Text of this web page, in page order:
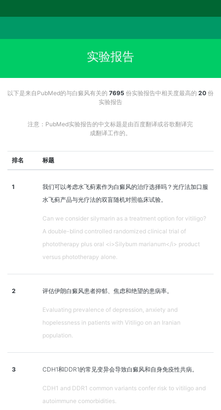
实验报告
以下是来自PubMed的与白癜风有关的 7695 份实验报告中相关度最高的 20 份
实验报告
注意：PubMed实验报告的中文标题是由百度翻译或谷歌翻译完
成翻译工作的。
排名 标题
1
我们可以考虑水飞蓟素作为白癜风的治疗选择吗？光疗法加口服
水飞蓟产品与光疗法的双盲随机对照临床试验。
Can we consider silymarin as a treatment option for vitiligo?
A double-blind controlled randomized clinical trial of
phototherapy plus oral <i>Silybum marianum</i> product
versus phototherapy alone.
2 评估伊朗白癜风患者抑郁、焦虑和绝望的患病率。
Evaluating prevalence of depression, anxiety and
hopelessness in patients with Vitiligo on an Iranian
population.
3 CDH1和DDR1的常见变异会导致白癜风和自身免疫性共病。
CDH1 and DDR1 common variants confer risk to vitiligo and
autoimmune comorbidities.